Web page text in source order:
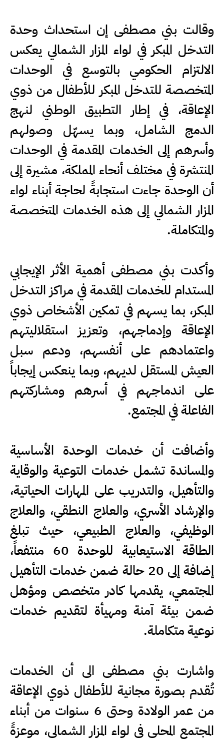
وقالت بني مصطفى إن استحداث وحدة
التدخل المبكر في لواء المزار الشمالي يعكس
الالتزام الحكومي بالتوسع في الوحدات
المتخصصة للتدخل المبكر للأطفال من ذوي
الإعاقة، في إطار التطبيق الوطني لنهج
الدمج الشامل، وبما يسهّل وصولهم
وأسرهم إلى الخدمات المقدمة في الوحدات
المنتشرة في مختلف أنحاء المملكة، مشيرة إلى
أن الوحدة جاءت استجابةً لحاجة أبناء لواء
المزار الشمالي إلى هذه الخدمات المتخصصة
والمتكاملة.
وأكدت بني مصطفى أهمية الأثر الإيجابي
المستدام للخدمات المقدمة في مراكز التدخل
المبكر، بما يسهم في تمكين الأشخاص ذوي
الإعاقة وإدماجهم، وتعزيز استقلاليتهم
واعتمادهم على أنفسهم، ودعم سبل
العيش المستقل لديهم، وبما ينعكس إيجاباً
على اندماجهم في أسرهم ومشاركتهم
الفاعلة في المجتمع.
وأضافت أن خدمات الوحدة الأساسية
والمساندة تشمل خدمات التوعية والوقاية
والتأهيل، والتدريب على المهارات الحياتية،
والإرشاد الأسري، والعلاج النطقي، والعلاج
الوظيفي، والعلاج الطبيعي، حيث تبلغ
الطاقة الاستيعابية للوحدة 60 منتفعاً،
إضافة إلى 20 حالة ضمن خدمات التأهيل
المجتمعي، يقدمها كادر متخصص ومؤهل
ضمن بيئة آمنة ومهيأة لتقديم خدمات
نوعية متكاملة.
واشارت بني مصطفى الى أن الخدمات
تُقدم بصورة مجانية للأطفال ذوي الإعاقة
من عمر الولادة وحتى 6 سنوات من أبناء
المجتمع المحلي في لواء المزار الشمالي، موعزةً